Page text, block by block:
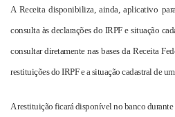
A Receita disponibiliza, ainda, aplicativo
consulta às declarações do IRPF e situação
consultar diretamente nas bases da Receita
restituições do IRPF e a situação cadastral de
A restituição ficará disponível no banco